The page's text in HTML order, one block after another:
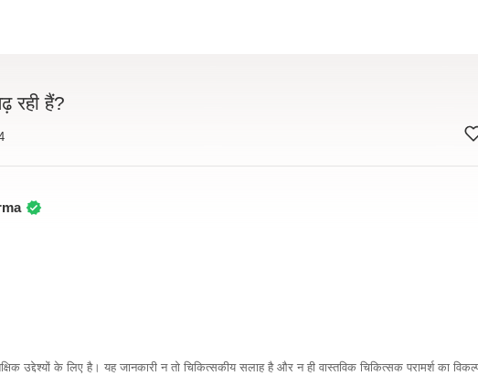
रही हैं?
उद्देश्यों के लिए है। यह जानकारी न तो चिकित्सकीय सलाह है और न ही वास्तविक चिकित्सक परामर्श का